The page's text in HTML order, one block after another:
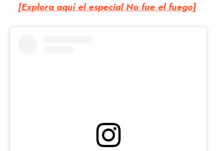
[Explora aquí el especial No fue el fuego]